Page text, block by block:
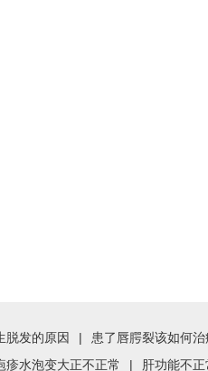
脱发的原因 | 患了唇腭裂该如何
疹水泡变大正不正常 | 肝功能不